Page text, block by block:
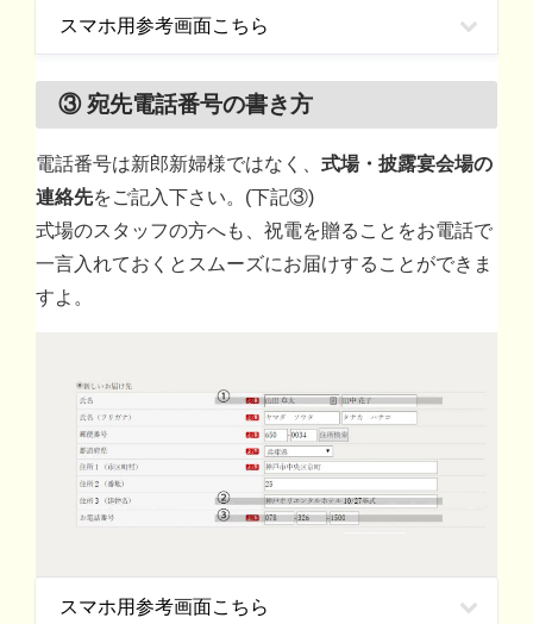
スマホ用参考画面こちら
③ 宛先電話番号の書き方
電話番号は新郎新婦様ではなく、 式場・披露宴会場の
連絡先をご記入下さい。(下記③)
式場のスタッフの方へも、祝電を贈ることをお電話で
一言入れておくとスムーズにお届けすることができま
すよ。
スマホ用参考画面こちら